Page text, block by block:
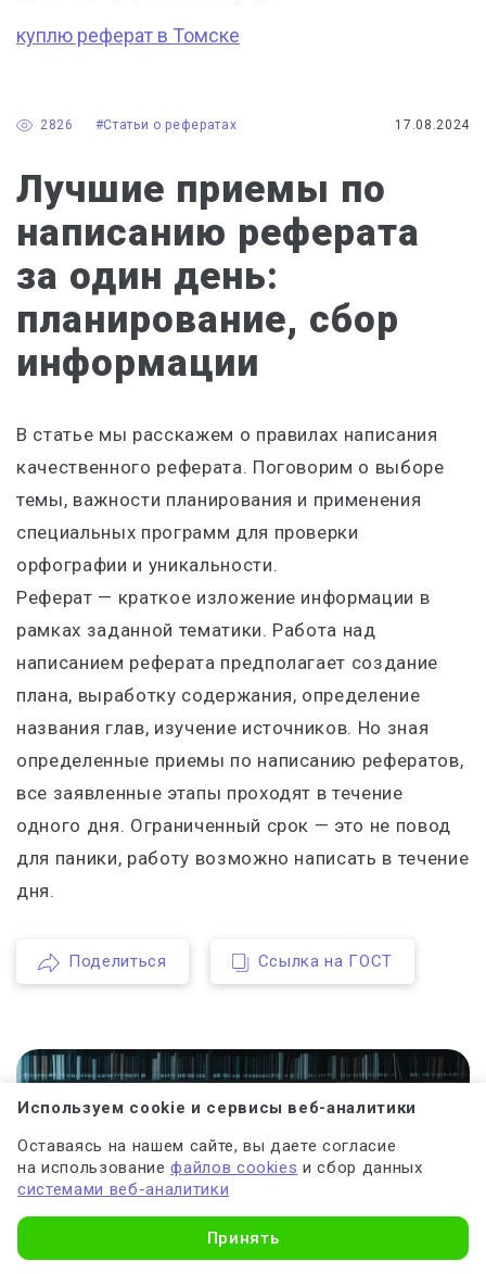
куплю реферат в Томске
17.08.2024
#Статьи о рефератах
2826
Лучшие приемы по
написанию реферата
за один день:
планирование, сбор
информации
В статье мы расскажем о правилах написания
качественного реферата. Поговорим о выборе
темы, важности планирования и применения
специальных программ для проверки
орфографии и уникальности.
Реферат — краткое изложение информации в
рамках заданной тематики. Работа над
написанием реферата предполагает создание
плана, выработку содержания, определение
названия глав, изучение источников. Но зная
определенные приемы по написанию рефератов,
все заявленные этапы проходят в течение
одного дня. Ограниченный срок — это не повод
для паники, работу возможно написать в течение
дня.
Поделиться Ссылка на ГОСТ
Используем cookie и сервисы веб-аналитики
Оставаясь на нашем сайте, вы даете согласие
на использованиефайлов cookies и сбор данных
системами веб-аналитики
Принять